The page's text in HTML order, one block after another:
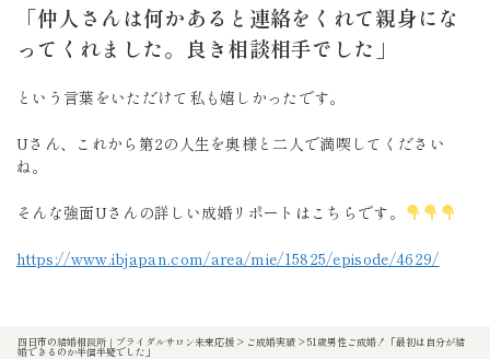
「仲人さんは何かあると連絡をくれて親身にな
ってくれました。良き相談相手でした」
という言葉をいただけて私も嬉しかったです。
Uさん、これから第2の人生を奥様と二人で満喫してください
ね。
そんな強面Uさんの詳しい成婚リポートはこちらです。
https://www.ibjapan.com/area/mie/15825/episode/4629/
四日市の結婚相談所｜ブライダルサロン未来応援> ご成婚実績>51歳男性ご成婚！「最初は自分が結
婚できるのか半信半疑でした」